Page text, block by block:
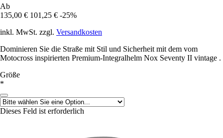
Ab
135,00 € 101,25 € -25%
inkl. MwSt. zzgl. Versandkosten
Dominieren Sie die Straße mit Stil und Sicherheit mit dem vom
Motocross inspirierten Premium-Integralhelm Nox Seventy II vintage .
Größe
*
Dieses Feld ist erforderlich